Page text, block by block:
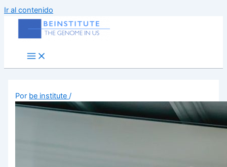
Ir al contenido
Por be institute/